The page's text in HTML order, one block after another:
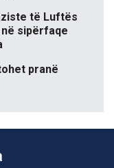
të Luftës
sipërfaqe
pranë